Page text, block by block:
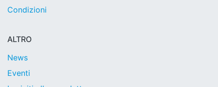
Condizioni
ALTRO
News
Eventi